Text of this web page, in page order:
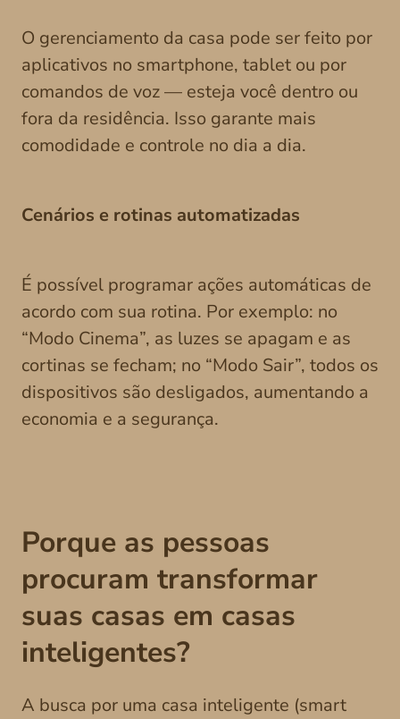
O gerenciamento da casa pode ser feito por
aplicativos no smartphone, tablet ou por
comandos de voz — esteja você dentro ou
fora da residência. Isso garante mais
comodidade e controle no dia a dia.
Cenários e rotinas automatizadas
É possível programar ações automáticas de
acordo com sua rotina. Por exemplo: no
“Modo Cinema”, as luzes se apagam e as
cortinas se fecham; no “Modo Sair”, todos os
dispositivos são desligados, aumentando a
economia e a segurança.
Porque as pessoas
procuram transformar
suas casas em casas
inteligentes?
A busca por uma casa inteligente (smart